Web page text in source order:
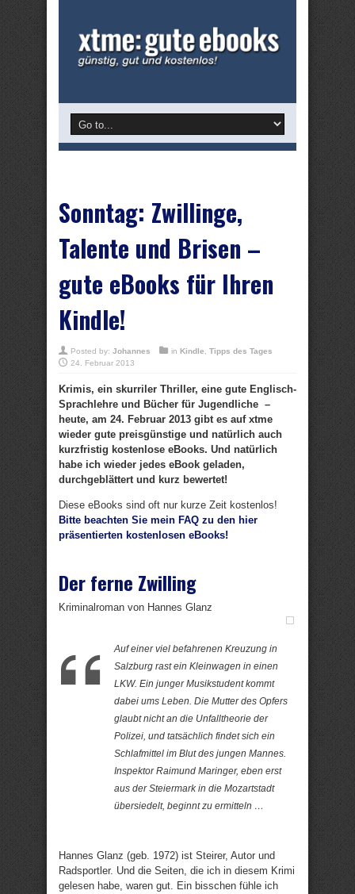
Sonntag: Zwillinge,
Talente und Brisen –
gute eBooks für Ihren
Kindle!
Posted by: Johannes in Kindle
Tipps des Tages
24. Februar 2013
Krimis, ein skurriler Thriller, eine gute Englisch-
Sprachlehre und Bücher für Jugendliche –
heute, am 24. Februar 2013 gibt es auf xtme
wieder gute preisgünstige und natürlich auch
kurzfristig kostenlose eBooks. Und natürlich
habe ich wieder jedes eBook geladen,
durchgeblättert und kurz bewertet!
Diese eBooks sind oft nur kurze Zeit kostenlos!
Bitte beachten Sie mein FAQ zu den hier
präsentierten kostenlosen eBooks!
Der ferne Zwilling
Kriminalroman von Hannes Glanz
Auf einer viel befahrenen Kreuzung in
Salzburg rast ein Kleinwagen in einen
LKW. Ein junger Musikstudent kommt
dabei ums Leben. Die Mutter des Opfers
glaubt nicht an die Unfalltheorie der
Polizei, und tatsächlich findet sich ein
Schlafmittel im Blut des jungen Mannes.
Inspektor Raimund Maringer, eben erst
aus der Steiermark in die Mozartstadt
übersiedelt, beginnt zu ermitteln …
Hannes Glanz (geb. 1972) ist Steirer, Autor und
Radsportler. Und die Seiten, die ich in diesem Krimi
gelesen habe, waren gut. Ein bisschen fühle ich